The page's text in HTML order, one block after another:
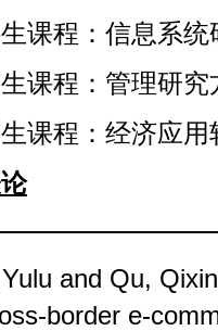
课程：信息系
课程：管理研
课程：经济应用
ulu and Qu,
border e-